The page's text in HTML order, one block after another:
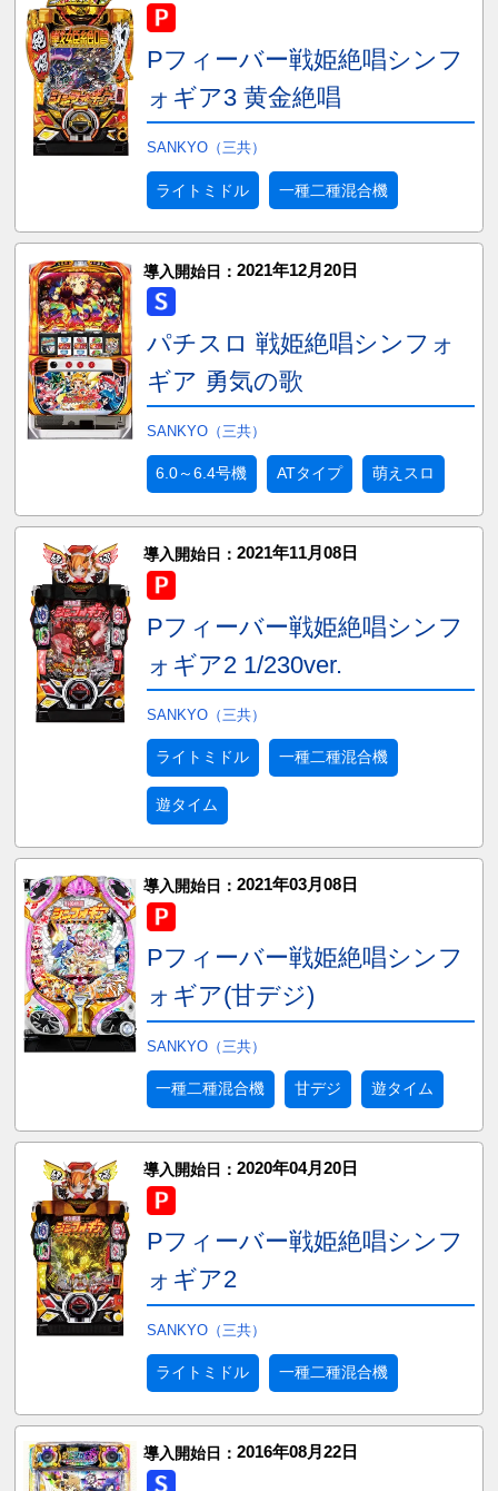
Pフィーバー戦姫絶唱シンフ
ォギア3 黄金絶唱
SANKYO（三共）
ライトミドル 一種二種混合機
導入開始日： 2021年12月20日
パチスロ 戦姫絶唱シンフォ
ギア 勇気の歌
SANKYO（三共）
6.0～6.4号機 ATタイプ 萌えスロ
導入開始日： 2021年11月08日
Pフィーバー戦姫絶唱シンフ
ォギア2 1/230ver.
SANKYO（三共）
ライトミドル 一種二種混合機
遊タイム
導入開始日： 2021年03月08日
Pフィーバー戦姫絶唱シンフ
ォギア(甘デジ)
SANKYO（三共）
一種二種混合機 甘デジ 遊タイム
導入開始日： 2020年04月20日
Pフィーバー戦姫絶唱シンフ
ォギア2
SANKYO（三共）
ライトミドル 一種二種混合機
導入開始日： 2016年08月22日